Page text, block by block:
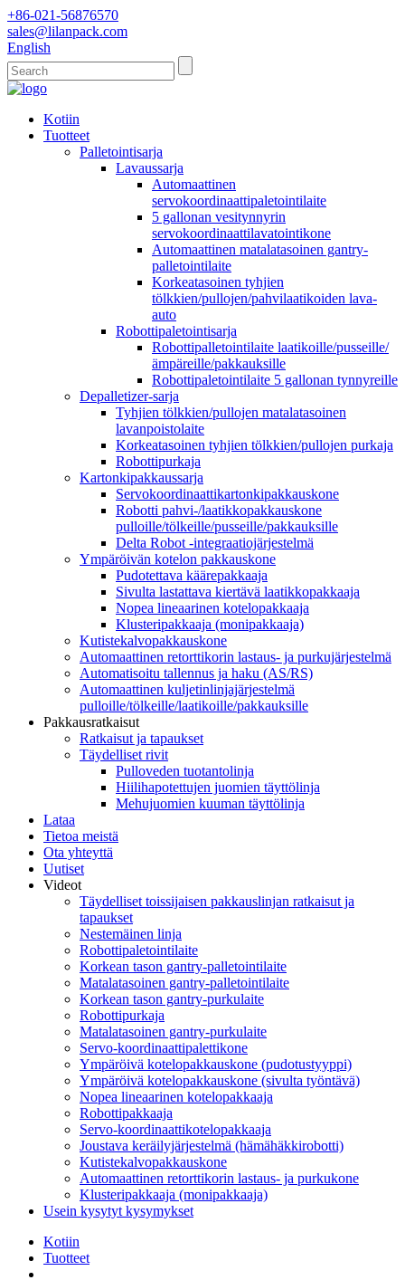
+86-021-56876570
sales@lilanpack.com
English
Kotiin
Tuotteet
Palletointisarja
Lavaussarja
Automaattinen
servokoordinaattipaletointilaite
5 gallonan vesitynnyrin
servokoordinaattilavatointikone
Automaattinen matalatasoinen gantry-
palletointilaite
Korkeatasoinen tyhjien
tölkkien/pullojen/pahvilaatikoiden lava-
auto
Robottipaletointisarja
Robottipalletointilaite laatikoille/pusseille/
ämpäreille/pakkauksille
Robottipaletointilaite 5 gallonan tynnyreille
Depalletizer-sarja
Tyhjien tölkkien/pullojen matalatasoinen
lavanpoistolaite
Korkeatasoinen tyhjien tölkkien/pullojen purkaja
Robottipurkaja
Kartonkipakkaussarja
Servokoordinaattikartonkipakkauskone
Robotti pahvi-/laatikkopakkauskone
pulloille/tölkeille/pusseille/pakkauksille
Delta Robot -integraatiojärjestelmä
Ympäröivän kotelon pakkauskone
Pudotettava käärepakkaaja
Sivulta lastattava kiertävä laatikkopakkaaja
Nopea lineaarinen kotelopakkaaja
Klusteripakkaaja (monipakkaaja)
Kutistekalvopakkauskone
Automaattinen retorttikorin lastaus- ja purkujärjestelmä
Automatisoitu tallennus ja haku (AS/RS)
Automaattinen kuljetinlinjajärjestelmä
pulloille/tölkeille/laatikoille/pakkauksille
Pakkausratkaisut
Ratkaisut ja tapaukset
Täydelliset rivit
Pulloveden tuotantolinja
Hiilihapotettujen juomien täyttölinja
Mehujuomien kuuman täyttölinja
Lataa
Tietoa meistä
Ota yhteyttä
Uutiset
Videot
Täydelliset toissijaisen pakkauslinjan ratkaisut ja
tapaukset
Nestemäinen linja
Robottipaletointilaite
Korkean tason gantry-palletointilaite
Matalatasoinen gantry-palletointilaite
Korkean tason gantry-purkulaite
Robottipurkaja
Matalatasoinen gantry-purkulaite
Servo-koordinaattipalettikone
Ympäröivä kotelopakkauskone (pudotustyyppi)
Ympäröivä kotelopakkauskone (sivulta työntävä)
Nopea lineaarinen kotelopakkaaja
Robottipakkaaja
Servo-koordinaattikotelopakkaaja
Joustava keräilyjärjestelmä (hämähäkkirobotti)
Kutistekalvopakkauskone
Automaattinen retorttikorin lastaus- ja purkukone
Klusteripakkaaja (monipakkaaja)
Usein kysytyt kysymykset
Kotiin
Tuotteet